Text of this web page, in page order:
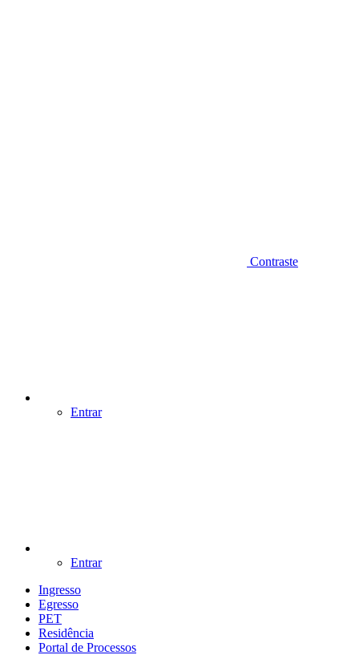
Contraste
Entrar
Entrar
Ingresso
Egresso
PET
Residência
Portal de Processos